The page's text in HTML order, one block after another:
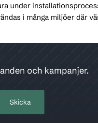
under
i många miljöer där
och kampanjer.